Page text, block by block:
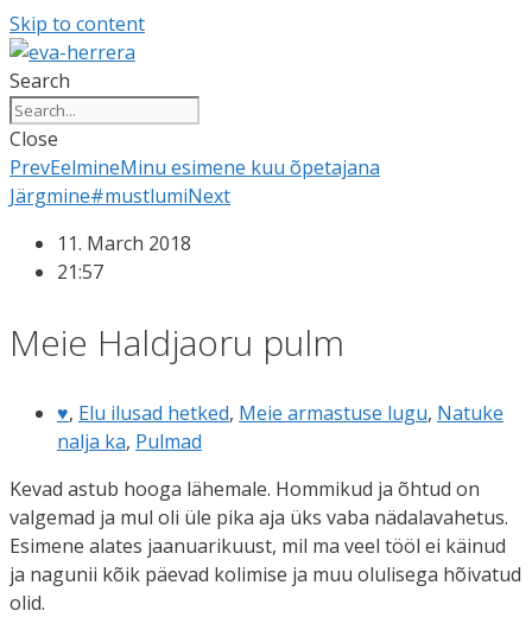
Skip to content
Search
Close
PrevEelmineMinu esimene kuu õpetajana
Järgmine#mustlumiNext
11. March 2018
21:57
Meie Haldjaoru pulm
♥, Elu ilusad hetked, Meie armastuse lugu, Natuke
nalja ka, Pulmad
Kevad astub hooga lähemale. Hommikud ja õhtud on
valgemad ja mul oli üle pika aja üks vaba nädalavahetus.
Esimene alates jaanuarikuust, mil ma veel tööl ei käinud
ja nagunii kõik päevad kolimise ja muu olulisega hõivatud
olid.